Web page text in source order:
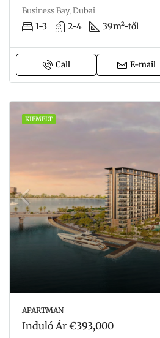
Business Bay, Dubai
1-3 2-4 39m²-től
Call E-mail
KIEMELT
APARTMAN
Induló Ár €393,000